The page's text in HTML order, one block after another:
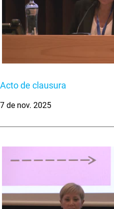
Acto de clausura
7 de nov. 2025